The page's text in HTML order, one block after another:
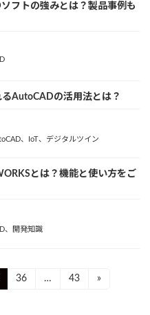
フトの強みとは？製品事例も
るAutoCADの活用法とは？
、 IoT、 デジタルツイン
とは？機能と使い方をご
、 開発知識
Page
36 … Page
43 »